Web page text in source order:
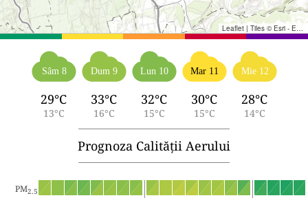
Leaflet | Tiles © Esri - Esri, DeLorme, NAVTEQ, TomTom, Intermap, iPC, USGS, FAO, NPS, NRCAN, GeoBase, Kadaster NL, Ordnance Survey, Esri Japan, METI, Esri China (Hong Kong), and the GIS User Community
Sâm 8
29°C
13°C
Dum 9
33°C
16°C
Lun 10
32°C
15°C
Mar 11
30°C
15°C
Mie 12
28°C
14°C
Prognoza Calității Aerului
PM2.5